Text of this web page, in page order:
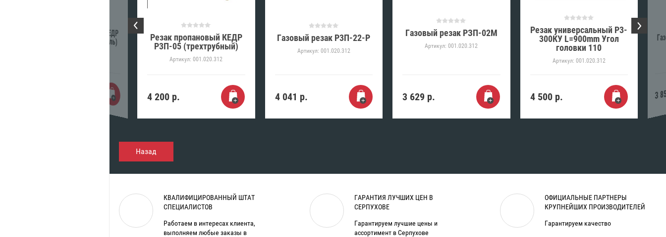
Резак пропановый КЕДР
Р3П-02 №3-4 (вентиль)
Резак пропановый КЕДР
Р3П-05 (трехтрубный)
Артикул: 001.020.312
4 200 р.
Газовый резак Р3П-22-Р
Артикул: 001.020.312
4 041 р.
Газовый резак РЗП-02М
Артикул: 001.020.312
3 629 р.
Резак универсальный Р3-
300КУ L=900mm Угол
головки 110
Артикул: 001.020.312
4 500р. 3
Назад
КВАЛИФИЦИРОВАННЫЙ ШТАТ
СПЕЦИАЛИСТОВ
Работаем в интересах клиента,
выполняем любые заказы в
ГАРАНТИЯ ЛУЧШИХ ЦЕН В
СЕРПУХОВЕ
Гарантируем лучшие цены и
ассортимент в Серпухове
ОФИЦИАЛЬНЫЕ ПАРТНЕРЫ
КРУПНЕЙШИХ ПРОИЗВОДИТЕЛЕЙ
Гарантируем качество